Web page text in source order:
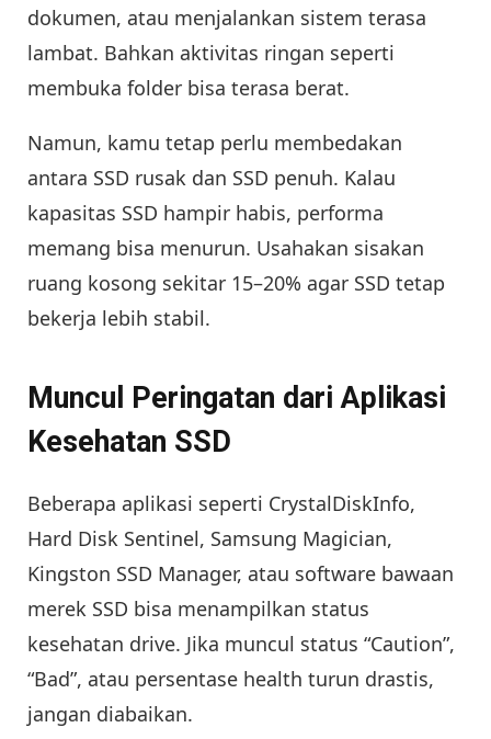
dokumen, atau menjalankan sistem terasa
lambat. Bahkan aktivitas ringan seperti
membuka folder bisa terasa berat.
Namun, kamu tetap perlu membedakan
antara SSD rusak dan SSD penuh. Kalau
kapasitas SSD hampir habis, performa
memang bisa menurun. Usahakan sisakan
ruang kosong sekitar 15–20% agar SSD tetap
bekerja lebih stabil.
Muncul Peringatan dari Aplikasi
Kesehatan SSD
Beberapa aplikasi seperti CrystalDiskInfo,
Hard Disk Sentinel, Samsung Magician,
Kingston SSD Manager, atau software bawaan
merek SSD bisa menampilkan status
kesehatan drive. Jika muncul status “Caution”,
“Bad”, atau persentase health turun drastis,
jangan diabaikan.